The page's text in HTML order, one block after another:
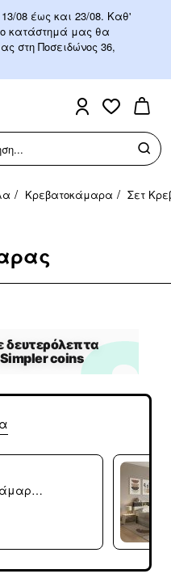
08 έως και 23/08. Καθ'
κατάστημά μας θα
στη Ποσειδώνος 36,
Κρεβατοκάμαρα Σετ
με